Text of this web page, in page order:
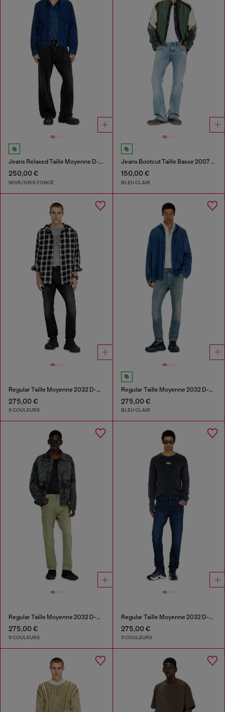
Jeans Relaxed Taille Moyenne D-Zeta
250,00 €
NOIR/GRIS FONCÉ
Jeans Bootcut Taille Basse 2007 Zatiny
150,00 €
BLEU CLAIR
Regular Taille Moyenne 2032 D-Krooley-BW Joggjeans®
275,00 €
9 COULEURS
Regular Taille Moyenne 2032 D-Krooley-BW Joggjeans®
275,00 €
BLEU CLAIR
Regular Taille Moyenne 2032 D-Krooley-BW Joggjeans®
275,00 €
9 COULEURS
Regular Taille Moyenne 2032 D-Krooley-BW Joggjeans®
275,00 €
9 COULEURS